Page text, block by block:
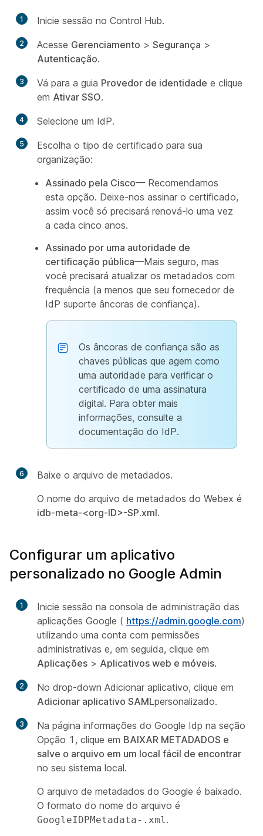
1 Inicie sessão no Control Hub.
2 Acesse Gerenciamento > Segurança >
Autenticação.
3 Vá para a guia Provedor de identidade e clique
em Ativar SSO.
4 Selecione um IdP.
5
Escolha o tipo de certificado para sua
organização:
Assinado pela Cisco— Recomendamos
esta opção. Deixe-nos assinar o certificado,
assim você só precisará renová-lo uma vez
a cada cinco anos.
Assinado por uma autoridade de
certificação pública—Mais seguro, mas
você precisará atualizar os metadados com
frequência (a menos que seu fornecedor de
IdP suporte âncoras de confiança).
Os âncoras de confiança são as
chaves públicas que agem como
uma autoridade para verificar o
certificado de uma assinatura
digital. Para obter mais
informações, consulte a
documentação do IdP.
6
Baixe o arquivo de metadados.
O nome do arquivo de metadados do Webex é
idb-meta-<org-ID>-SP.xml.
Configurar um aplicativo
personalizado no Google Admin
1
Inicie sessão na consola de administração das
aplicações Google ( https://admin.google.com)
utilizando uma conta com permissões
administrativas e, em seguida, clique em
Aplicações > Aplicativos web e móveis.
2 No drop-down Adicionar aplicativo, clique em
Adicionar aplicativo SAMLpersonalizado.
3
Na página informações do Google Idp na seção
Opção 1, clique em BAIXAR METADADOS e
salve o arquivo em um local fácil de encontrar
no seu sistema local.
O arquivo de metadados do Google é baixado.
O formato do nome do arquivo é
GoogleIDPMetadata-.xml.